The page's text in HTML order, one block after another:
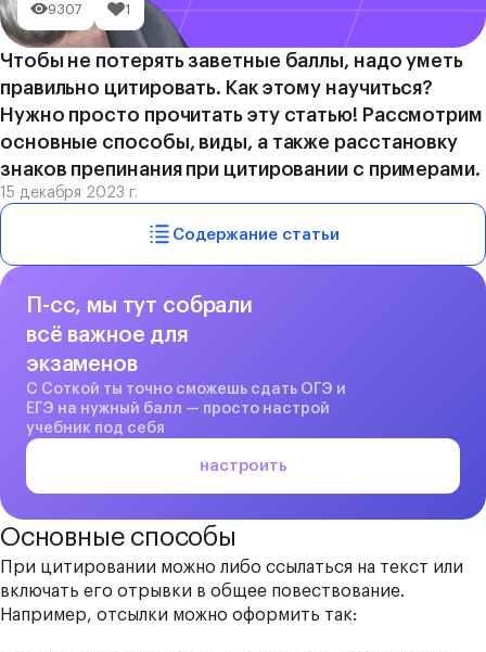
9307 1
Чтобы не потерять заветные баллы, надо уметь
правильно цитировать. Как этому научиться?
Нужно просто прочитать эту статью! Рассмотрим
основные способы, виды, а также расстановку
знаков препинания при цитировании с примерами.
15 декабря 2023 г.
Содержание статьи
П-сс, мы тут собрали
всё важное для
экзаменов
С Соткой ты точно сможешь сдать ОГЭ и
ЕГЭ на нужный балл — просто настрой
учебник под себя
настроить
Основные способы
При цитировании можно либо ссылаться на текст или
включать его отрывки в общее повествование.
Например, отсылки можно оформить так: